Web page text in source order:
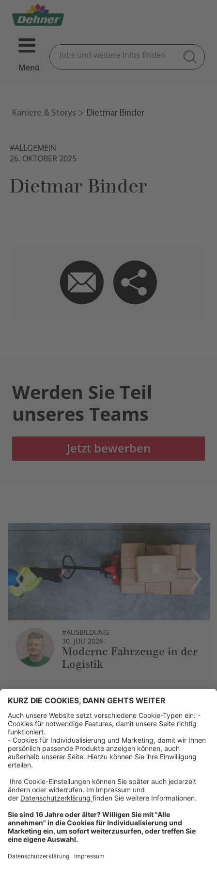
Menü
Karriere & Storys Dietmar Binder
#ALLGEMEIN
26. OKTOBER 2025
Dietmar Binder
Werden Sie Teil
unseres Teams
Jetzt bewerben
Previous
#AUSBILDUNG
30. JULI 2026
Moderne Fahrzeuge in der
Logistik
Next
Über uns
Dehner Unternehmen
Jobs bei Dehner